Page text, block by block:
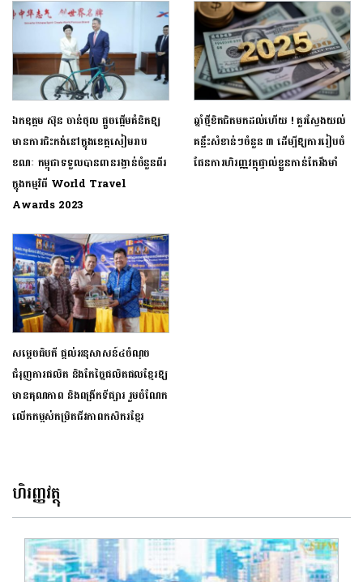
ឯកឧត្តម ស៊ុន ចាន់ថុល ផ្តួចផ្តើមគំនិតឱ្យ
មានការជិះកង់នៅក្នុងខេត្តសៀមរាប
ខណៈ កម្ពុជាទទួលបានពានរង្វាន់ចំនួនពីរ
ក្នុងកម្មវិធី World Travel
Awards 2023
ឆ្នាំថ្មីខិតជិតមកដល់ហើយ ! គួរស្វែងយល់
គន្លឹះសំខាន់ៗចំនួន ៣ ដើម្បីឱ្យការរៀបចំ
ផែនការហិរញ្ញវត្ថុផ្ទាល់ខ្លួនកាន់តែរឹងមាំ
សម្តេចធិបតី ផ្តល់អនុសាសន៍៤ចំណុច
ជំរុញការផលិត និងកែច្នៃផលិតផលខ្មែរឱ្យ
មានគុណភាព និងពង្រីកទីផ្សារ រួមចំណែក
លើកកម្ពស់កម្រិតជីវភាពកសិករខ្មែរ
ហិរញ្ញវត្ថុ